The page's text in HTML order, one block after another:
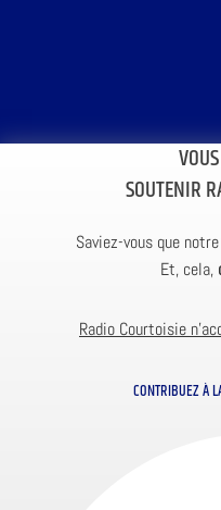
SOUTENIR
Saviez-vous que
Et, cela,
Radio Courtoisie
CONTRIBUEZ À